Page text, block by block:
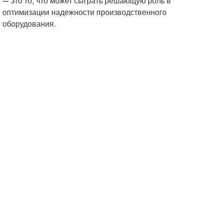
оптимизации надежности производственного
оборудования.